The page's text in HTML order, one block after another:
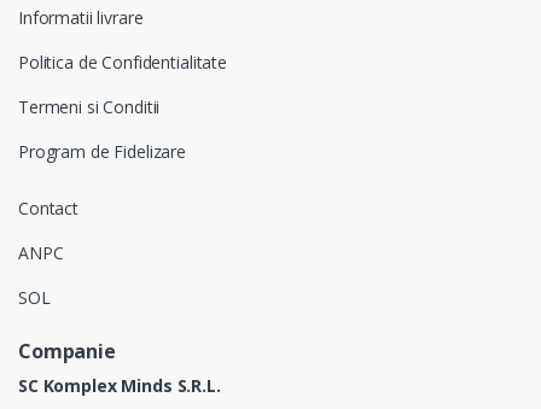
Informatii livrare
Politica de Confidentialitate
Termeni si Conditii
Program de Fidelizare
Contact
ANPC
SOL
Companie
SC Komplex Minds S.R.L.